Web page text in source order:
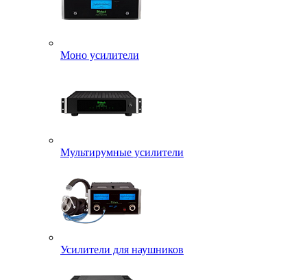
Моно усилители
Мультирумные усилители
Усилители для наушников